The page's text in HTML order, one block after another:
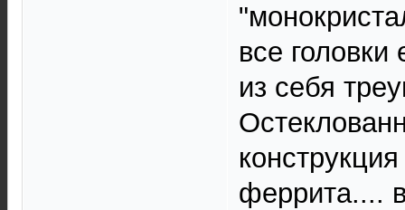
все
из себя
феррита....